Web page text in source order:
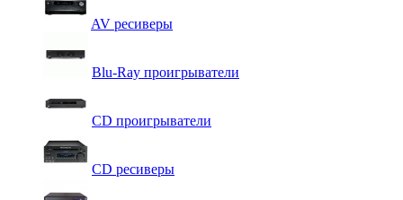
AV ресиверы
Blu-Ray проигрыватели
CD проигрыватели
CD ресиверы